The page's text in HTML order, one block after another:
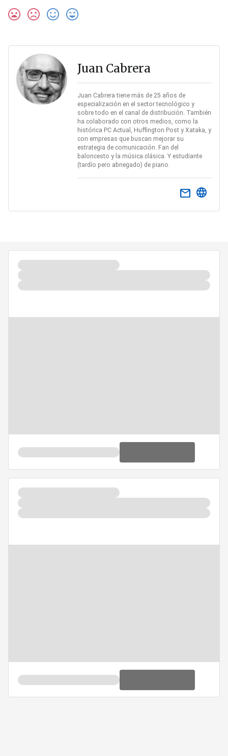
Juan Cabrera
Juan Cabrera tiene más de 25 años de
especialización en el sector tecnológico y
sobre todo en el canal de distribución. También
ha colaborado con otros medios, como la
histórica PC Actual, Huffington Post y Xataka, y
con empresas que buscan mejorar su
estrategia de comunicación. Fan del
baloncesto y la música clásica. Y estudiante
(tardío pero abnegado) de piano.
email